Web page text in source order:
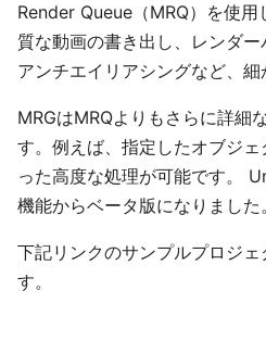
Render Queue（MRQ）を使用
質な動画の書き出し、レンダー
アンチエイリアシングなど、細
MRGはMRQよりもさらに詳細
す。例えば、指定したオブジ
った高度な処理が可能です。
機能からベータ版になりました。
下記リンクのサンプルプロジ
す。